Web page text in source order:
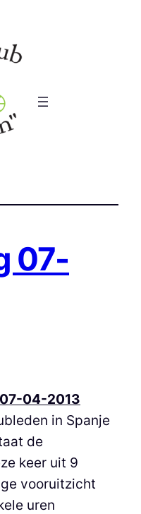
07-
04-2013
in Spanje
de
keer uit 9
vooruitzicht
uren